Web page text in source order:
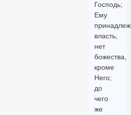
Господь;
Ему
власть,
нет
божества,
кроме
Него;
до
чего
же